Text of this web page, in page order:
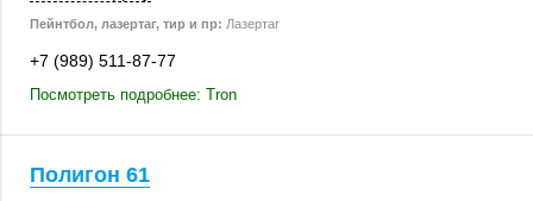
Пейнтбол, лазертаг, тир и пр: Лазертаг
+7 (989) 511-87-77
Посмотреть подробнее: Tron
Полигон 61